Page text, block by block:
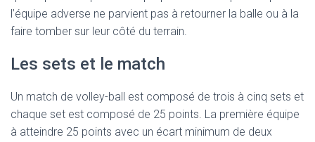
l’équipe adverse ne parvient pas à retourner la balle ou à la
faire tomber sur leur côté du terrain.
Les sets et le match
Un match de volley-ball est composé de trois à cinq sets et
chaque set est composé de 25 points. La première équipe
à atteindre 25 points avec un écart minimum de deux